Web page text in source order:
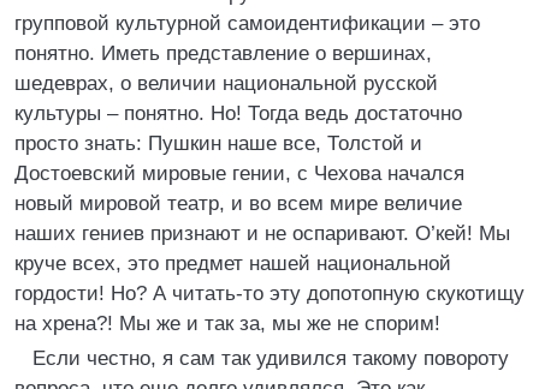
групповой культурной самоидентификации – это
понятно. Иметь представление о вершинах,
шедеврах, о величии национальной русской
культуры – понятно. Но! Тогда ведь достаточно
просто знать: Пушкин наше все, Толстой и
Достоевский мировые гении, с Чехова начался
новый мировой театр, и во всем мире величие
наших гениев признают и не оспаривают. О’кей! Мы
круче всех, это предмет нашей национальной
гордости! Но? А читать-то эту допотопную скукотищу
на хрена?! Мы же и так за, мы же не спорим!
Если честно, я сам так удивился такому повороту